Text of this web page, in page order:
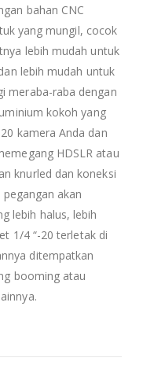
bahan CNC
yang mungil, cocok
lebih mudah untuk
lebih mudah untuk
meraba-raba dengan
kokoh yang
kamera Anda dan
HDSLR atau
knurled dan koneksi
akan
lebih halus, lebih
1/4 “-20 terletak di
ditempatkan
booming atau